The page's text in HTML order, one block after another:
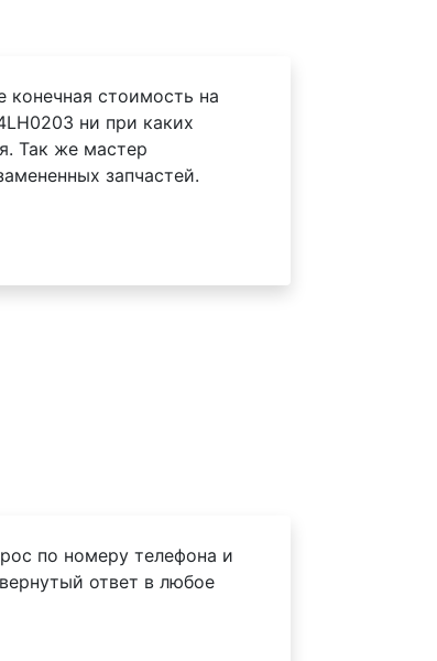
стоимость на
ни при каких
Так же мастер
запчастей.
по номеру телефона и
ответ в любое